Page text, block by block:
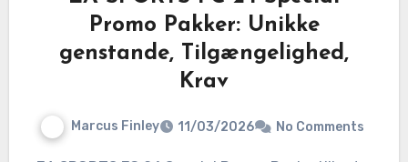
Promo Pakker: Unikke
genstande, Tilgængelighed,
Krav
Marcus Finley 11/03/2026 No Comments